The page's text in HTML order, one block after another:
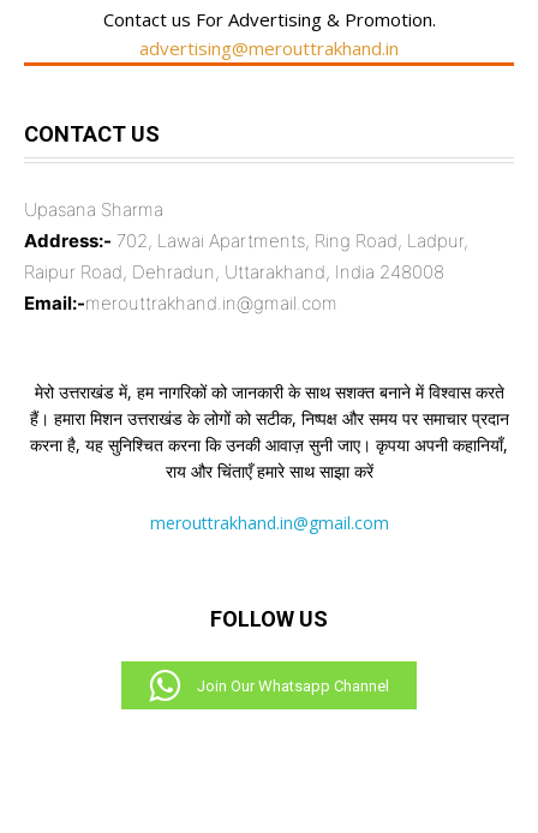
Contact us For Advertising & Promotion.
advertising@merouttrakhand.in
CONTACT US
Upasana Sharma
Address:- 702, Lawai Apartments, Ring Road, Ladpur,
Raipur Road, Dehradun, Uttarakhand, India 248008
Email:-merouttrakhand.in@gmail.com
मेरो उत्तराखंड में, हम नागरिकों को जानकारी के साथ सशक्त बनाने में विश्वास करते
हैं। हमारा मिशन उत्तराखंड के लोगों को सटीक, निष्पक्ष और समय पर समाचार प्रदान
करना है, यह सुनिश्चित करना कि उनकी आवाज़ सुनी जाए। कृपया अपनी कहानियाँ,
राय और चिंताएँ हमारे साथ साझा करें
merouttrakhand.in@gmail.com
FOLLOW US
Join Our Whatsapp Channel